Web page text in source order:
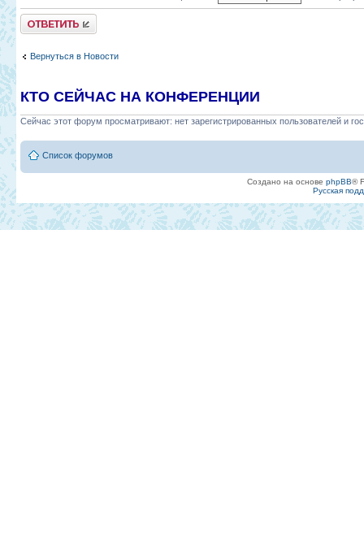
Ответить
Вернуться в Новости
КТО СЕЙЧАС НА КОНФЕРЕНЦИИ
Сейчас этот форум просматривают: нет зарегистрированных пользователей и
Список форумов
Создано на основе phpBB®
Русская